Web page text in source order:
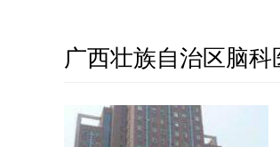
广西壮族自治区脑科